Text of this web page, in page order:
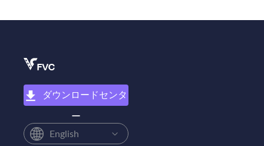
ダウンロードセンタ
ー
English